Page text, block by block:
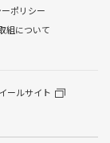
ポリシー
組について
ールサイト